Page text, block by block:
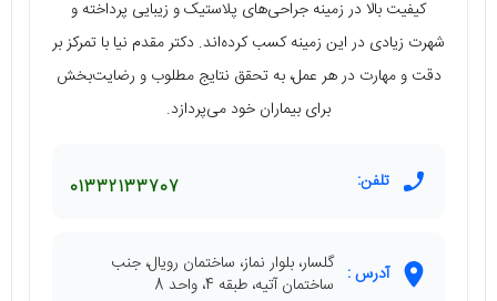
کیفیت بالا در زمینه جراحی‌های پلاستیک و زیبایی پرداخته و
شهرت زیادی در این زمینه کسب کرده‌اند. دکتر مقدم نیا با تمرکز بر
دقت و مهارت در هر عمل، به تحقق نتایج مطلوب و رضایت‌بخش
برای بیماران خود می‌پردازد.
تلفن: 01332133707
آدرس : گلسار، بلوار نماز، ساختمان رویال، جنب
ساختمان آتیه، طبقه 4، واحد 8